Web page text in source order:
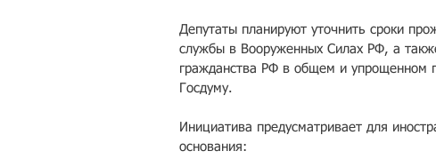
Депутаты планируют уточнить сроки
службы в Вооруженных Силах РФ, а
гражданства РФ в общем и упрощенном
Госдуму.
Инициатива предусматривает для
основания: